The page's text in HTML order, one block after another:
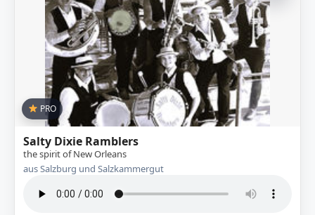
PRO
Salty Dixie Ramblers
the spirit of New Orleans
aus Salzburg und Salzkammergut